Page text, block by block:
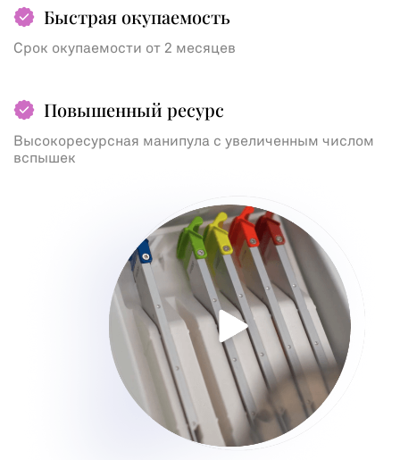
Быстрая окупаемость
Срок окупаемости от 2 месяцев
Повышенный ресурс
Высокоресурсная манипула с увеличенным числом
вспышек